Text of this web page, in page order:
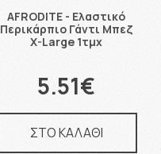
AFRODITE - Ελαστικό
Περικάρπιο Γάντι Μπεζ
X-Large 1τμχ
5.51€
ΣΤΟ ΚΑΛΑΘΙ